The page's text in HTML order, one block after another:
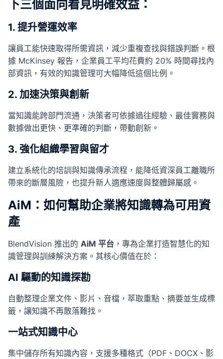
下三個面向看見明確效益：
1. 提升營運效率
讓員工能快速取得所需資訊，減少重複查找與錯誤判斷。根
據 McKinsey 報告，企業員工平均花費約 20% 時間尋找內
部資訊，有效的知識管理可大幅降低這個比例。
2. 加速決策與創新
當知識能跨部門流通，決策者可依據過往經驗、最佳實務與
數據做出更快、更準確的判斷，帶動創新。
3. 強化組織學習與留才
建立系統化的培訓與知識傳承流程，能降低資深員工離職所
帶來的斷層風險，也提升新人適應速度與整體歸屬感。
AiM：如何幫助企業將知識轉為可用資
產
BlendVision 推出的 AiM 平台 ，專為企業打造智慧化的知
識管理與訓練解決方案。其核心價值在於：
AI 驅動的知識探勘
自動整理企業文件、影片、音檔，萃取重點、摘要並生成標
籤，讓知識不再散落難找。
一站式知識中心
集中儲存所有知識內容，支援多種格式（PDF、DOCX、影